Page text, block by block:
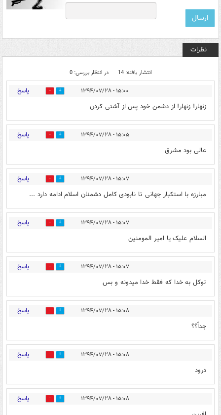
نظرات
انتشار یافته: 14 در انتظار بررسی: 0
۱۵:۰۰ - ۱۳۹۴/۰۷/۲۸ 0 پاسخ
زنهار! زنهار! از دشمن خود پس از آشتى کردن
۱۵:۰۵ - ۱۳۹۴/۰۷/۲۸ 0 پاسخ
عالی بود مشرق
۱۵:۰۷ - ۱۳۹۴/۰۷/۲۸ 0 پاسخ
مبارزه با استکبار جهانی تا نابودی کامل دشمنان اسلام ادامه دارد ...
۱۵:۰۷ - ۱۳۹۴/۰۷/۲۸ 0 پاسخ
السلام علیک یا امیر المومنین
۱۵:۰۷ - ۱۳۹۴/۰۷/۲۸ 0 پاسخ
توکل به خدا که فقط خدا میدونه و بس
۱۵:۰۸ - ۱۳۹۴/۰۷/۲۸ 0 پاسخ
جداً؟؟
۱۵:۰۸ - ۱۳۹۴/۰۷/۲۸ 0 پاسخ
درود
۱۵:۰۸ - ۱۳۹۴/۰۷/۲۸ 0 پاسخ